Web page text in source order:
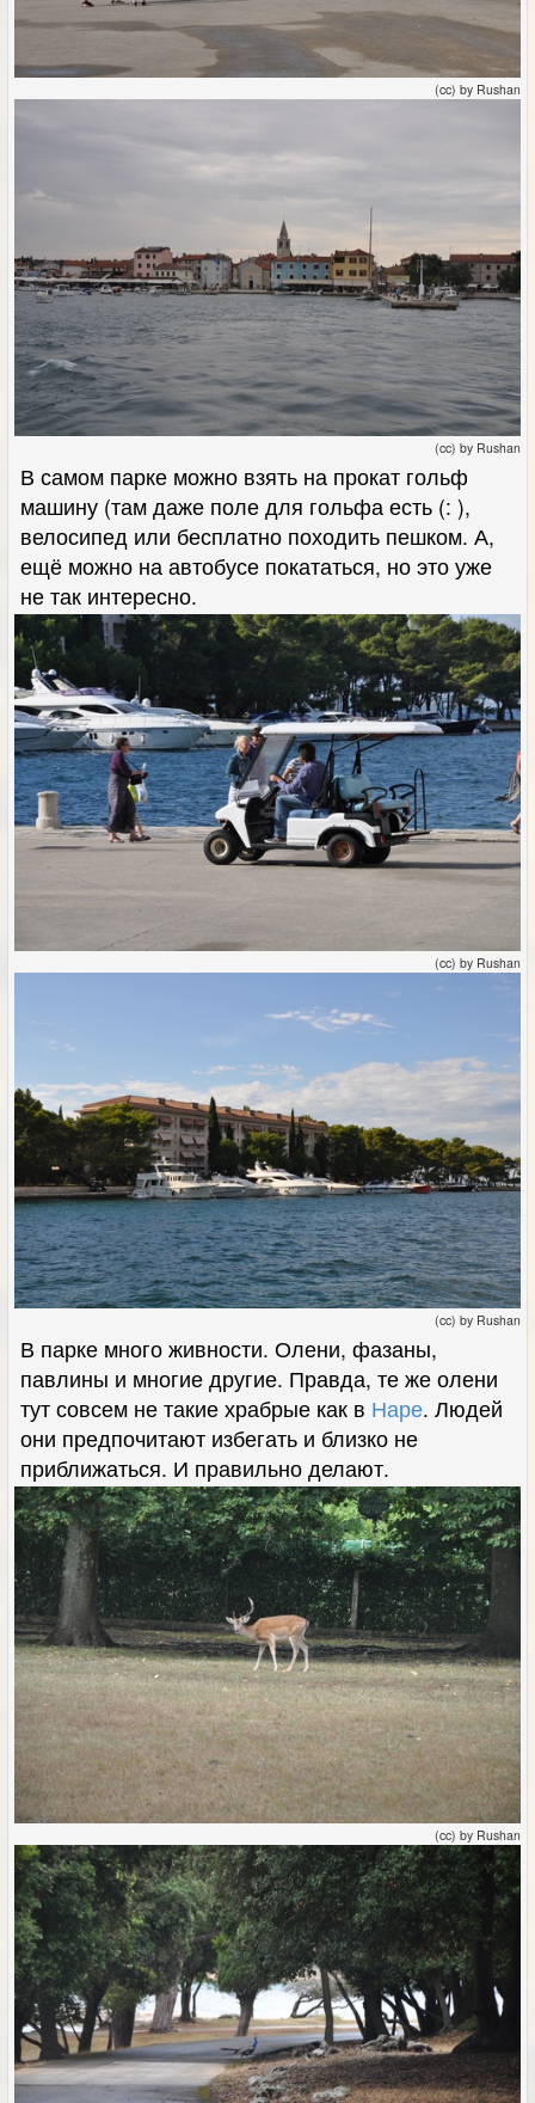
(cc) by Rushan
(cc) by Rushan
В самом парке можно взять на прокат гольф
машину (там даже поле для гольфа есть (: ),
велосипед или бесплатно походить пешком. А,
ещё можно на автобусе покататься, но это уже
не так интересно.
(cc) by Rushan
(cc) by Rushan
В парке много живности. Олени, фазаны,
павлины и многие другие. Правда, те же олени
тут совсем не такие храбрые как в Наре. Людей
они предпочитают избегать и близко не
приближаться. И правильно делают.
(cc) by Rushan